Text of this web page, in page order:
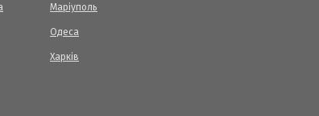
Маріуполь
Одеса
Харків